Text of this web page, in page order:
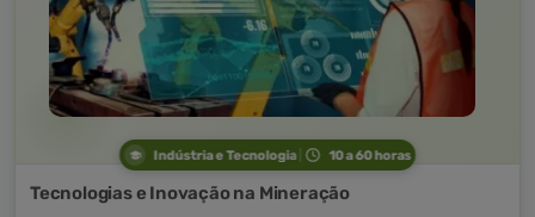
Indústria e Tecnologia 10 a 60 horas
Tecnologias e Inovação na Mineração